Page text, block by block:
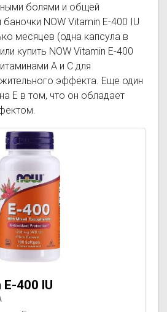
болями и общей
NOW Vitamin E-400 IU
месяцев (одна капсула в
купить NOW Vitamin E-400
А и С для
эффекта. Еще один
Е в том, что он обладает
E-400 IU